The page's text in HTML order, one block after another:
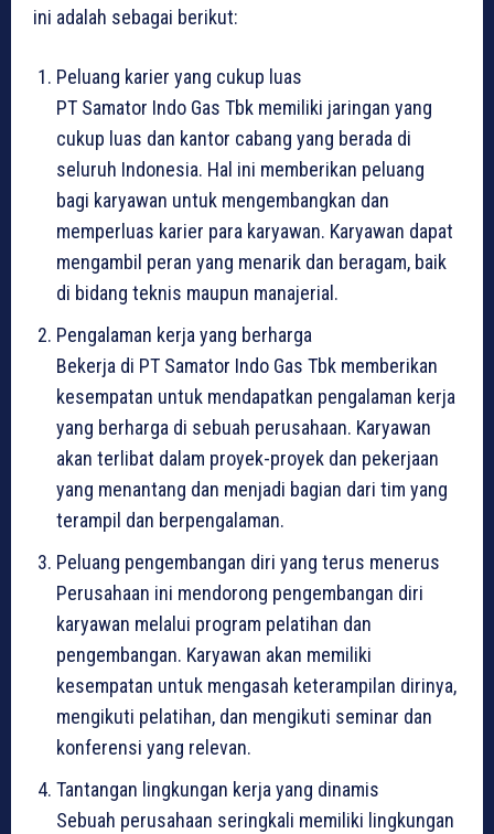
ini adalah sebagai berikut:
Peluang karier yang cukup luas
PT Samator Indo Gas Tbk memiliki jaringan yang
cukup luas dan kantor cabang yang berada di
seluruh Indonesia. Hal ini memberikan peluang
bagi karyawan untuk mengembangkan dan
memperluas karier para karyawan. Karyawan dapat
mengambil peran yang menarik dan beragam, baik
di bidang teknis maupun manajerial.
Pengalaman kerja yang berharga
Bekerja di PT Samator Indo Gas Tbk memberikan
kesempatan untuk mendapatkan pengalaman kerja
yang berharga di sebuah perusahaan. Karyawan
akan terlibat dalam proyek-proyek dan pekerjaan
yang menantang dan menjadi bagian dari tim yang
terampil dan berpengalaman.
Peluang pengembangan diri yang terus menerus
Perusahaan ini mendorong pengembangan diri
karyawan melalui program pelatihan dan
pengembangan. Karyawan akan memiliki
kesempatan untuk mengasah keterampilan dirinya,
mengikuti pelatihan, dan mengikuti seminar dan
konferensi yang relevan.
Tantangan lingkungan kerja yang dinamis
Sebuah perusahaan seringkali memiliki lingkungan